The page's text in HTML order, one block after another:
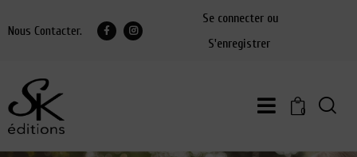
Nous Contacter.
Se connecter ou
S'enregistrer
0